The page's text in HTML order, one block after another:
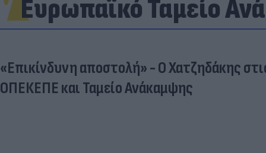
Ευρωπαϊκό Ταμείο
«Επικίνδυνη αποστολή» - Ο Χατζηδάκης
ΟΠΕΚΕΠΕ και Ταμείο Ανάκαμψης